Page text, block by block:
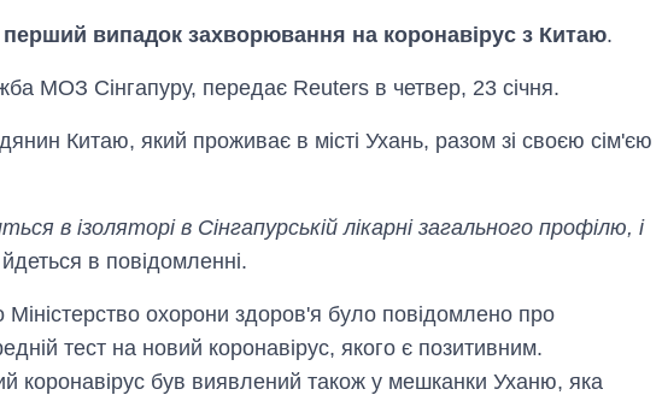
перший випадок захворювання на коронавірус з Китаю.
МОЗ Сінгапуру, передає Reuters в четвер, 23 січня.
Китаю, який проживає в місті Ухань, разом зі своєю сім'єю
в ізоляторі в Сінгапурській лікарні загального профілю, і
в повідомленні.
охорони здоров'я було повідомлено про
тест на новий коронавірус, якого є позитивним.
коронавірус був виявлений також у мешканки Уханю, яка